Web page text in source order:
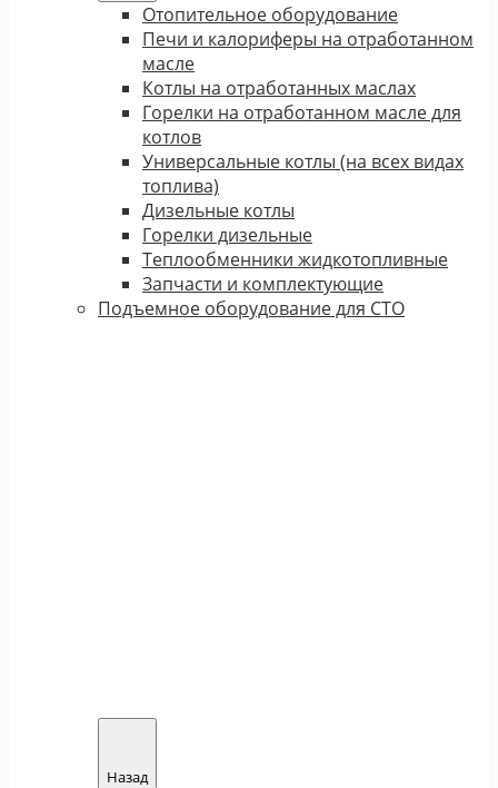
Отопительное оборудование
Печи и калориферы на отработанном
масле
Котлы на отработанных маслах
Горелки на отработанном масле для
котлов
Универсальные котлы (на всех видах
топлива)
Дизельные котлы
Горелки дизельные
Теплообменники жидкотопливные
Запчасти и комплектующие
Подъемное оборудование для СТО
Назад